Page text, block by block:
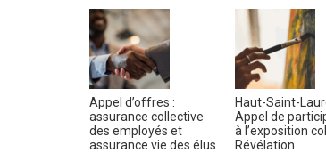
Appel d’offres :
assurance collective
des employés et
assurance vie des élus
Haut-Saint-
Appel de
à l’exposition
Révélation